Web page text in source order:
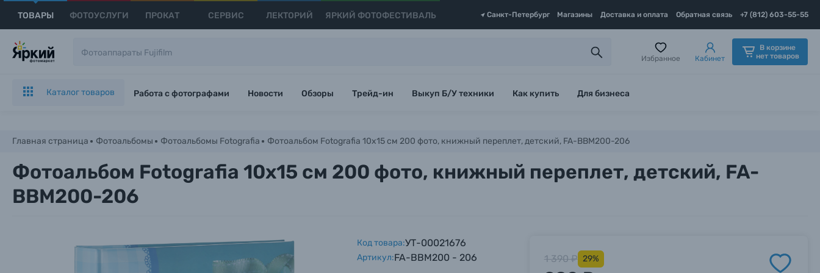
ТОВАРЫ ФОТОУСЛУГИ ПРОКАТ СЕРВИС ЛЕКТОРИЙ ЯРКИЙ ФОТОФЕСТИВАЛЬ Санкт-Петербург Магазины Доставка и оплата Обратная связь +7 (812) 603-55-55
Избранное Кабинет
В корзине
нет товаров
Каталог товаров Работа с фотографами Новости Обзоры Трейд-ин Выкуп Б/У техники Как купить Для бизнеса
Главная страница Фотоальбомы Фотоальбомы Fotografia Фотоальбом Fotografia 10x15 см 200 фото, книжный переплет, детский, FA-BBM200-206
Фотоальбом Fotografia 10x15 см 200 фото, книжный переплет, детский, FA-
BBM200-206
Код товара:УТ-00021676
Артикул:FA-BBM200 - 206 1 390 ₽ 29%